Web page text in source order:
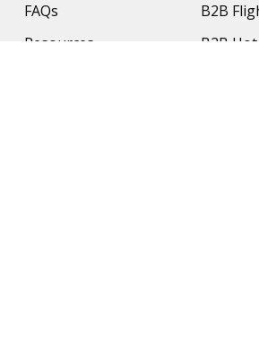
FAQs
Resources
B2B
B2B